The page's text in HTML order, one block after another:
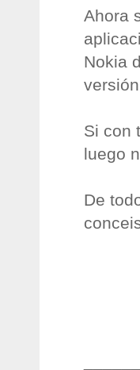
Ahora
Nokia
Si con
luego
De